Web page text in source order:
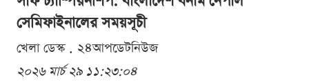
সেমিফাইনালের সময়সূচী
খেলা ডেস্ক . ২৪আপডেটনিউজ
২০২৬ মার্চ ২৯ ১১:২৩:০৪